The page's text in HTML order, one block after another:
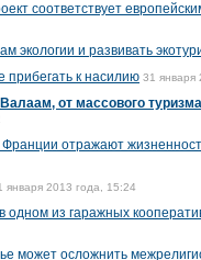
соответствует
экологии и развивать
прибегать к насилию 31 января
от массового
отражают
января 2013 года, 15:24
из гаражных
может осложнить